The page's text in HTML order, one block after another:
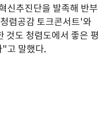
신추진단을 발족해 반부
렴공감 토크콘서트'와
것도 청렴도에서 좋은 평
"고 말했다.